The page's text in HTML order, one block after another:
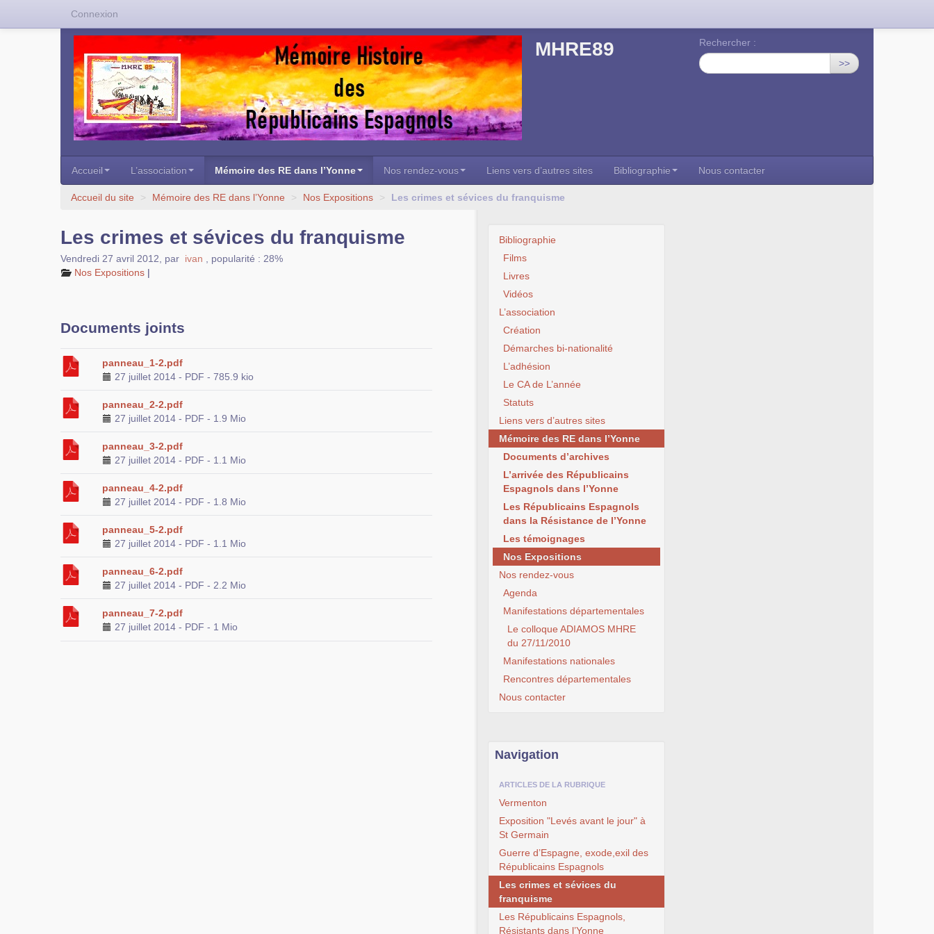
MHRE89
Rechercher :
>>
Accueil L’association Mémoire des RE dans l’Yonne Nos rendez-vous Liens vers d’autres sites Bibliographie Nous contacter
Accueil du site > Mémoire des RE dans l’Yonne > Nos Expositions > Les crimes et sévices du franquisme
Les crimes et sévices du franquisme
Vendredi 27 avril 2012 par ivan
popularité : 28%
Nos Expositions |
Documents joints
panneau_1-2.pdf
27 juillet 2014 - PDF - 785.9 kio
panneau_2-2.pdf
27 juillet 2014 - PDF - 1.9 Mio
panneau_3-2.pdf
27 juillet 2014 - PDF - 1.1 Mio
panneau_4-2.pdf
27 juillet 2014 - PDF - 1.8 Mio
panneau_5-2.pdf
27 juillet 2014 - PDF - 1.1 Mio
panneau_6-2.pdf
27 juillet 2014 - PDF - 2.2 Mio
panneau_7-2.pdf
27 juillet 2014 - PDF - 1 Mio
Bibliographie
Films
Livres
Vidéos
L’association
Création
Démarches bi-nationalité
L’adhésion
Le CA de L’année
Statuts
Liens vers d’autres sites
Mémoire des RE dans l’Yonne
Documents d’archives
L’arrivée des Républicains
Espagnols dans l’Yonne
Les Républicains Espagnols
dans la Résistance de l’Yonne
Les témoignages
Nos Expositions
Nos rendez-vous
Agenda
Manifestations départementales
Le colloque ADIAMOS MHRE
du 27/11/2010
Manifestations nationales
Rencontres départementales
Nous contacter
Navigation
ARTICLES DE LA RUBRIQUE
Vermenton
Exposition "Levés avant le jour" à
St Germain
Guerre d’Espagne, exode,exil des
Républicains Espagnols
Les crimes et sévices du
franquisme
Les Républicains Espagnols,
Résistants dans l’Yonne
Connexion